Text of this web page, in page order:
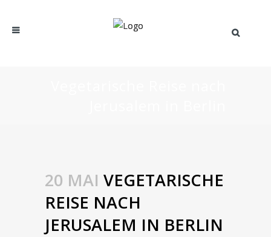
20 MAI VEGETARISCHE
REISE NACH
JERUSALEM IN BERLIN